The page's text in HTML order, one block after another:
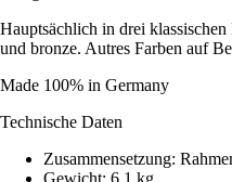
Hauptsächlich in drei
und bronze. Autres Farben auf
Made 100% in Germany
Technische Daten
Zusammensetzung: